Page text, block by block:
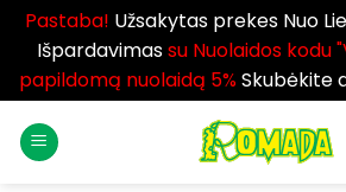
Pastaba! Užsakytas prekes Nuo
Išpardavimassu Nuolaidos kodu
papildomą nuolaidą 5%Skubėkite